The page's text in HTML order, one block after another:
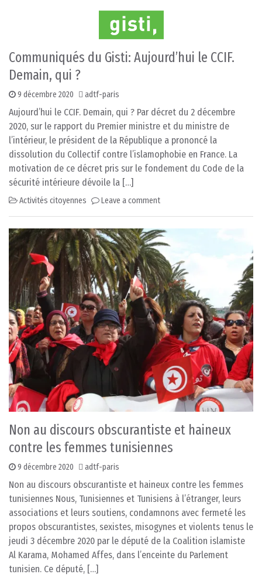
Communiqués du Gisti: Aujourd’hui le CCIF.
Demain, qui ?
9 décembre 2020 adtf-paris
Aujourd’hui le CCIF. Demain, qui ? Par décret du 2 décembre
2020, sur le rapport du Premier ministre et du ministre de
l’intérieur, le président de la République a prononcé la
dissolution du Collectif contre l’islamophobie en France. La
motivation de ce décret pris sur le fondement du Code de la
sécurité intérieure dévoile la […]
Activités citoyennes Leave a comment
Non au discours obscurantiste et haineux
contre les femmes tunisiennes
9 décembre 2020 adtf-paris
Non au discours obscurantiste et haineux contre les femmes
tunisiennes Nous, Tunisiennes et Tunisiens à l’étranger, leurs
associations et leurs soutiens, condamnons avec fermeté les
propos obscurantistes, sexistes, misogynes et violents tenus le
jeudi 3 décembre 2020 par le député de la Coalition islamiste
Al Karama, Mohamed Affes, dans l’enceinte du Parlement
tunisien. Ce député, […]